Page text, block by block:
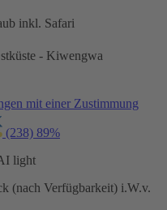
inkl. Safari
- Kiwengwa
mit einer Zustimmung
(238) 89%
light
(nach Verfügbarkeit) i.W.v.